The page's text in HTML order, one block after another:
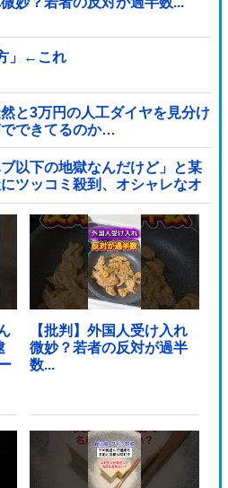
」←これ
と3万円の人工ダイヤを見分け
できてるのか…
以下の地獄なんだけど」と某
ツッコミ殺到、オシャレなオ
た結果……他
【批判】外国人受け入れ
微妙？若者の反対が過半
数...